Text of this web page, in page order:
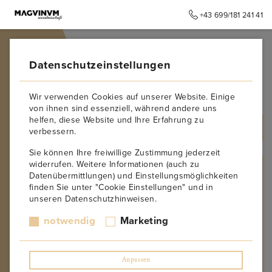
+43 699/181 241 41
0.90
RESTZUCKER IN G/L
0.70
0.80
0.90
1.10
1.30
Datenschutzeinstellungen
Wir verwenden Cookies auf unserer Website. Einige
von ihnen sind essenziell, während andere uns
helfen, diese Website und Ihre Erfahrung zu
verbessern.
Sie können Ihre freiwillige Zustimmung jederzeit
widerrufen. Weitere Informationen (auch zu
Datenübermittlungen) und Einstellungsmöglichkeiten
finden Sie unter "Cookie Einstellungen" und in
unseren Datenschutzhinweisen.
notwendig Marketing
Anpassen